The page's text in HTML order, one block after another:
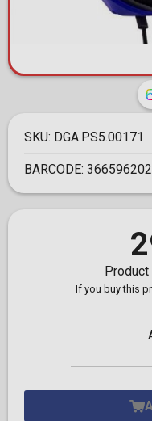
SKU: DGA.PS5.00171
BARCODE:
If you buy this